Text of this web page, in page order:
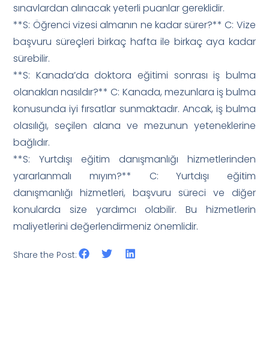
sınavlardan alınacak yeterli puanlar gereklidir.
**S: Öğrenci vizesi almanın ne kadar sürer?** C: Vize
başvuru süreçleri birkaç hafta ile birkaç aya kadar
sürebilir.
**S: Kanada’da doktora eğitimi sonrası iş bulma
olanakları nasıldır?** C: Kanada, mezunlara iş bulma
konusunda iyi fırsatlar sunmaktadır. Ancak, iş bulma
olasılığı, seçilen alana ve mezunun yeteneklerine
bağlıdır.
**S: Yurtdışı eğitim danışmanlığı hizmetlerinden
yararlanmalı mıyım?** C: Yurtdışı eğitim
danışmanlığı hizmetleri, başvuru süreci ve diğer
konularda size yardımcı olabilir. Bu hizmetlerin
maliyetlerini değerlendirmeniz önemlidir.
Share the Post: